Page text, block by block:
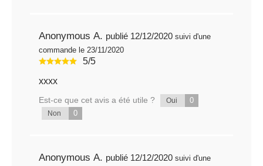
Anonymous A. publié 12/12/2020 suivi d'une
commande le 23/11/2020
5/5
xxxx
Est-ce que cet avis a été utile ? Oui 0
Non 0
Anonymous A. publié 12/12/2020 suivi d'une